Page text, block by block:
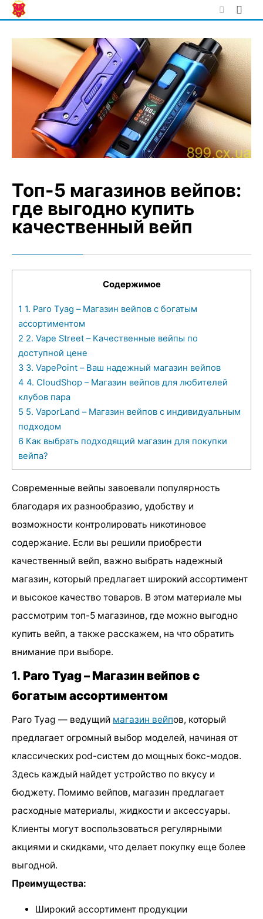
Skip
to
Топ-5 магазинов вейпов:
где выгодно купить
качественный вейп
Содержимое
1 1. Paro Tyag – Магазин вейпов с богатым
ассортиментом
2 2. Vape Street – Качественные вейпы по
доступной цене
3 3. VapePoint – Ваш надежный магазин вейпов
4 4. CloudShop – Магазин вейпов для любителей
клубов пара
5 5. VaporLand – Магазин вейпов с индивидуальным
подходом
6 Как выбрать подходящий магазин для покупки
вейпа?
Современные вейпы завоевали популярность
благодаря их разнообразию, удобству и
возможности контролировать никотиновое
содержание. Если вы решили приобрести
качественный вейп, важно выбрать надежный
магазин, который предлагает широкий ассортимент
и высокое качество товаров. В этом материале мы
рассмотрим топ-5 магазинов, где можно выгодно
купить вейп, а также расскажем, на что обратить
внимание при выборе.
1. Paro Tyag – Магазин вейпов с
богатым ассортиментом
Paro Tyag — ведущий магазин вейпов, который
предлагает огромный выбор моделей, начиная от
классических pod-систем до мощных бокс-модов.
Здесь каждый найдет устройство по вкусу и
бюджету. Помимо вейпов, магазин предлагает
расходные материалы, жидкости и аксессуары.
Клиенты могут воспользоваться регулярными
акциями и скидками, что делает покупку еще более
выгодной.
Преимущества:
Широкий ассортимент продукции